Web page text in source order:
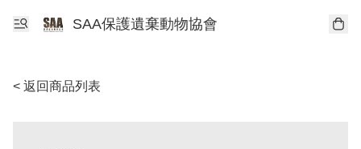
SAA保護遺棄動物協會
< 返回商品列表